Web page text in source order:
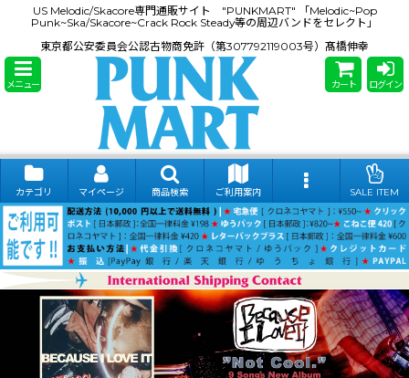
US Melodic/Skacore専門通販サイト "PUNKMART" 「Melodic~Pop
Punk~Ska/Skacore~Crack Rock Steady等の周辺バンドをセレクト」
東京都公安委員会公認古物商免許（第307792119003号）髙橋伸幸
メニュー カート ログイン
カテゴリ マイページ 商品検索 ご利用案内 SALE ITEM